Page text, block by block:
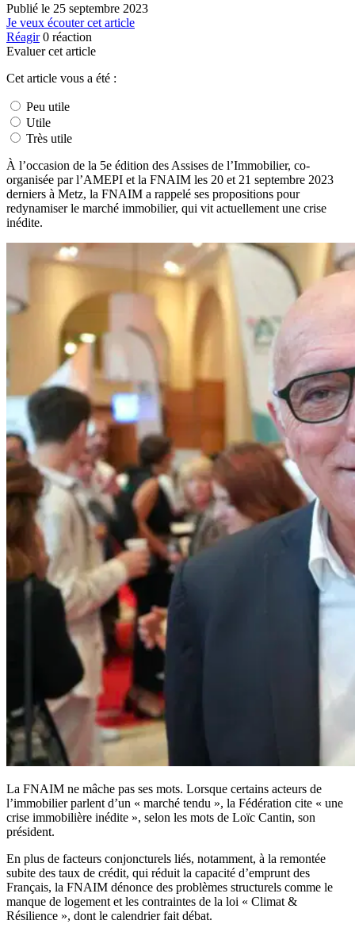
Publié le 25 septembre 2023
Je veux écouter cet article
Réagir 0 réaction
Evaluer cet article
Cet article vous a été :
Peu utile
Utile
Très utile
À l’occasion de la 5e édition des Assises de l’Immobilier, co-
organisée par l’AMEPI et la FNAIM les 20 et 21 septembre 2023
derniers à Metz, la FNAIM a rappelé ses propositions pour
redynamiser le marché immobilier, qui vit actuellement une crise
inédite.
La FNAIM ne mâche pas ses mots. Lorsque certains acteurs de
l’immobilier parlent d’un « marché tendu », la Fédération cite « une
crise immobilière inédite », selon les mots de Loïc Cantin, son
président.
En plus de facteurs conjoncturels liés, notamment, à la remontée
subite des taux de crédit, qui réduit la capacité d’emprunt des
Français, la FNAIM dénonce des problèmes structurels comme le
manque de logement et les contraintes de la loi « Climat &
Résilience », dont le calendrier fait débat.